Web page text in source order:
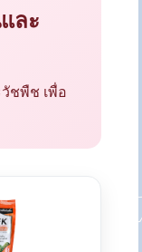
ละ
ชพืช เพื่อ